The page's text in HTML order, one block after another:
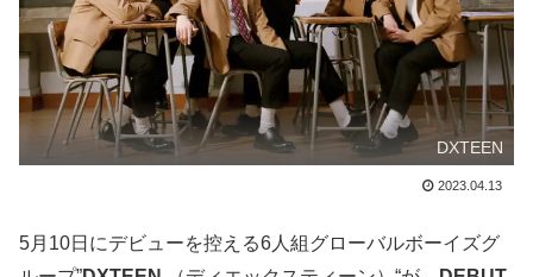
DXTEEN
2023.04.13
5⽉10⽇にデビューを控える6⼈組グローバルボーイズグ